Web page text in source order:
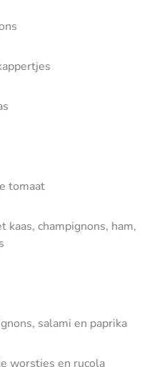
tomaat
kaas, champignons, ham,
salami en paprika
worstjes en rucola